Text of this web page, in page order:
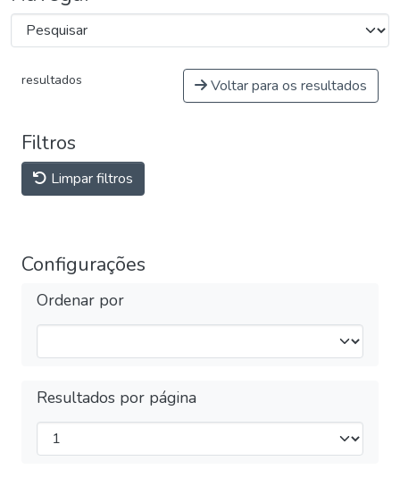
resultados Voltar para os resultados
Filtros
Limpar filtros
Configurações
Ordenar por
Resultados por página